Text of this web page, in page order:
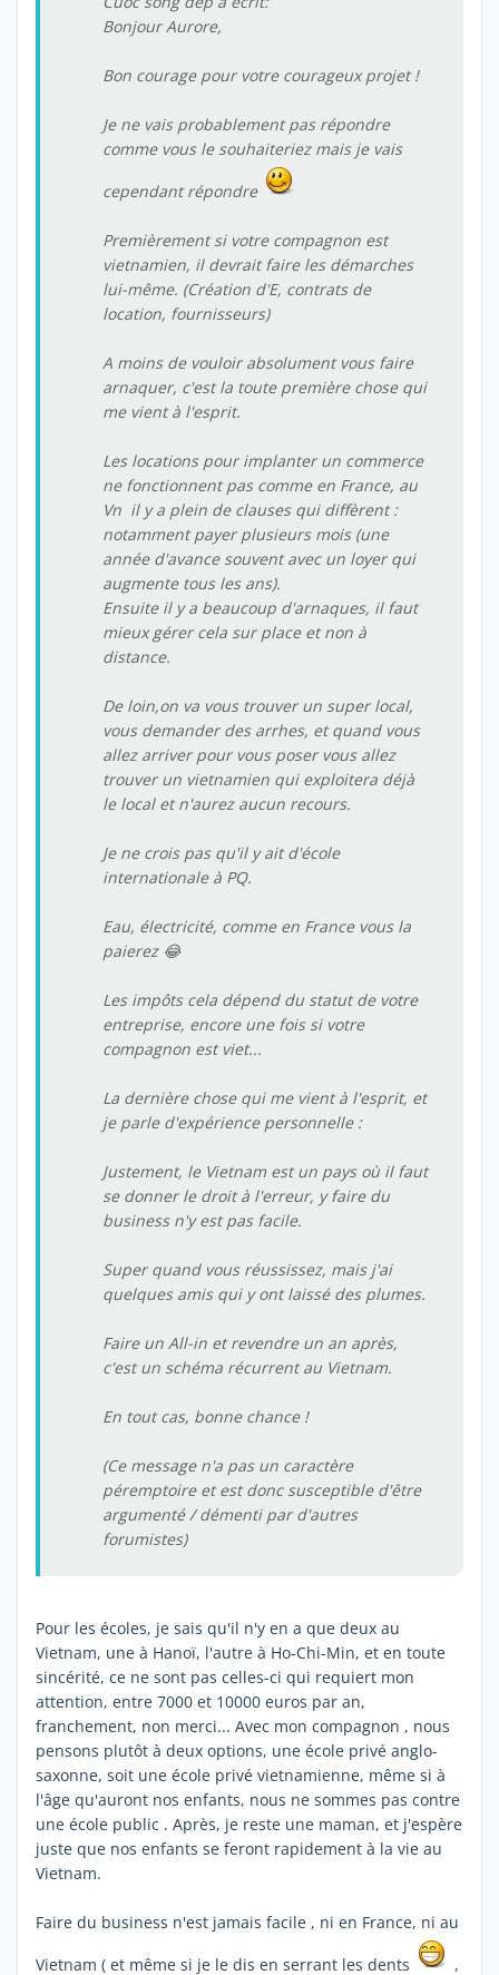
Bonjour Aurore,
Bon courage pour votre courageux projet !
Je ne vais probablement pas répondre
comme vous le souhaiteriez mais je vais
cependant répondre
Premièrement si votre compagnon est
vietnamien, il devrait faire les démarches
lui-même. (Création d'E, contrats de
location, fournisseurs)
A moins de vouloir absolument vous faire
arnaquer, c'est la toute première chose qui
me vient à l'esprit.
Les locations pour implanter un commerce
ne fonctionnent pas comme en France, au
Vn il y a plein de clauses qui diffèrent :
notamment payer plusieurs mois (une
année d'avance souvent avec un loyer qui
augmente tous les ans).
Ensuite il y a beaucoup d'arnaques, il faut
mieux gérer cela sur place et non à
distance.
De loin,on va vous trouver un super local,
vous demander des arrhes, et quand vous
allez arriver pour vous poser vous allez
trouver un vietnamien qui exploitera déjà
le local et n'aurez aucun recours.
Je ne crois pas qu'il y ait d'école
internationale à PQ.
Eau, électricité, comme en France vous la
paierez 😂
Les impôts cela dépend du statut de votre
entreprise, encore une fois si votre
compagnon est viet...
La dernière chose qui me vient à l'esprit, et
je parle d'expérience personnelle :
Justement, le Vietnam est un pays où il faut
se donner le droit à l'erreur, y faire du
business n'y est pas facile.
Super quand vous réussissez, mais j'ai
quelques amis qui y ont laissé des plumes.
Faire un All-in et revendre un an après,
c'est un schéma récurrent au Vietnam.
En tout cas, bonne chance !
(Ce message n'a pas un caractère
péremptoire et est donc susceptible d'être
argumenté / démenti par d'autres
forumistes)
Pour les écoles, je sais qu'il n'y en a que deux au
Vietnam, une à Hanoï, l'autre à Ho-Chi-Min, et en toute
sincérité, ce ne sont pas celles-ci qui requiert mon
attention, entre 7000 et 10000 euros par an,
franchement, non merci... Avec mon compagnon , nous
pensons plutôt à deux options, une école privé anglo-
saxonne, soit une école privé vietnamienne, même si à
l'âge qu'auront nos enfants, nous ne sommes pas contre
une école public . Après, je reste une maman, et j'espère
juste que nos enfants se feront rapidement à la vie au
Vietnam.
Faire du business n'est jamais facile , ni en France, ni au
Vietnam ( et même si je le dis en serrant les dents
,